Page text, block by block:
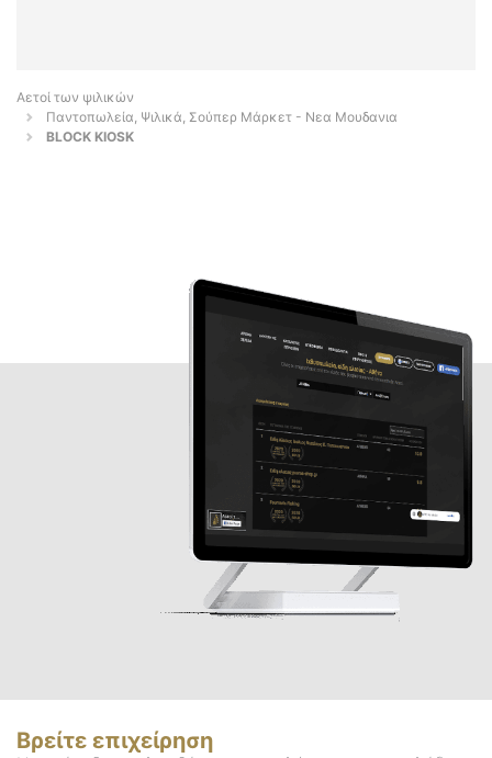
Αετοί των ψιλικών
Παντοπωλεία, Ψιλικά, Σούπερ Μάρκετ - Νεα Μουδανια
BLOCK KIOSK
Βρείτε επιχείρηση